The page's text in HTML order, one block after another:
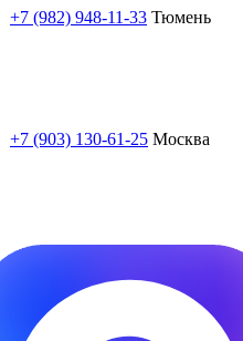
+7 (982) 948-11-33 Тюмень
+7 (903) 130-61-25 Москва
Join Sand